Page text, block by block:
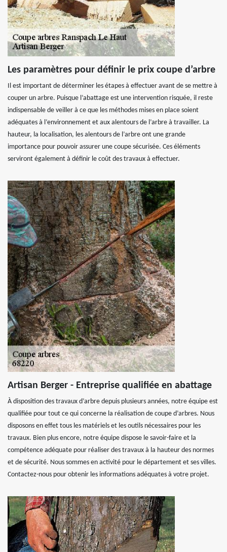
Les paramètres pour définir le prix coupe d’arbre
Il est important de déterminer les étapes à effectuer avant de se mettre à
couper un arbre. Puisque l’abattage est une intervention risquée, il reste
indispensable de veiller à ce que les méthodes mises en place soient
adéquates à l’environnement et aux alentours de l’arbre à travailler. La
hauteur, la localisation, les alentours de l’arbre ont une grande
importance pour pouvoir assurer une coupe sécurisée. Ces éléments
serviront également à définir le coût des travaux à effectuer.
Artisan Berger - Entreprise qualifiée en abattage
À disposition des travaux d’arbre depuis plusieurs années, notre équipe est
qualifiée pour tout ce qui concerne la réalisation de coupe d’arbres. Nous
disposons en effet tous les matériels et les outils nécessaires pour les
travaux. Bien plus encore, notre équipe dispose le savoir-faire et la
compétence adéquate pour réaliser des travaux à la hauteur des normes
et de sécurité. Nous sommes en activité pour le département et ses villes.
Contactez-nous pour obtenir les informations adéquates à votre projet.